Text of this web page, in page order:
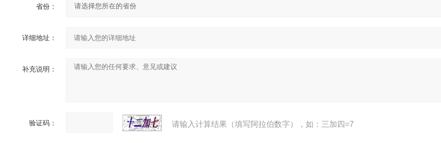
省份：
详细地址：
补充说明：
验证码： 请输入计算结果（填写阿拉伯数字），如：三加四=7